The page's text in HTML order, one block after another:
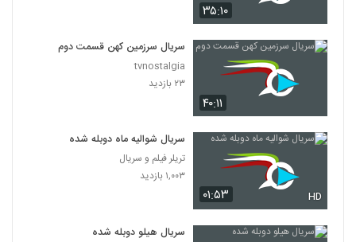
۳۵:۱۰
۴۰:۱۱
سریال سرزمین کهن قسمت دوم
tvnostalgia
۲۳ بازدید
۰۱:۵۳ HD
سریال شوالیه ماه دوبله شده
تریلر فیلم و سریال
۱,۰۰۳ بازدید
سریال هیلو دوبله شده